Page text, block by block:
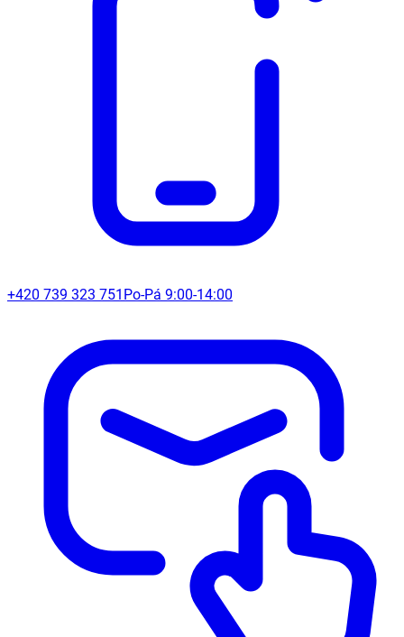
+420 739 323 751 Po-Pá 9:00-14:00